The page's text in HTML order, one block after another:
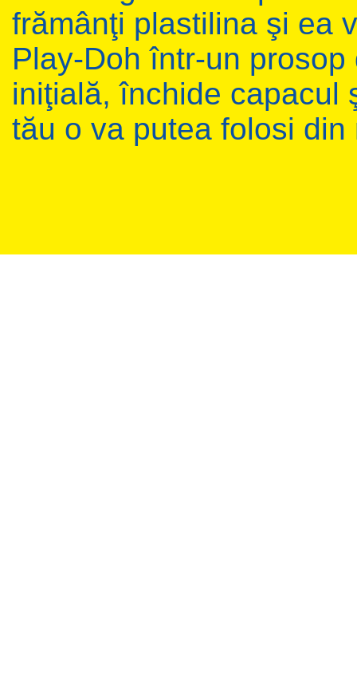
frămânţi plastilina şi ea
Play-Doh într-un
iniţială, închide capacul
tău o va putea folosi din